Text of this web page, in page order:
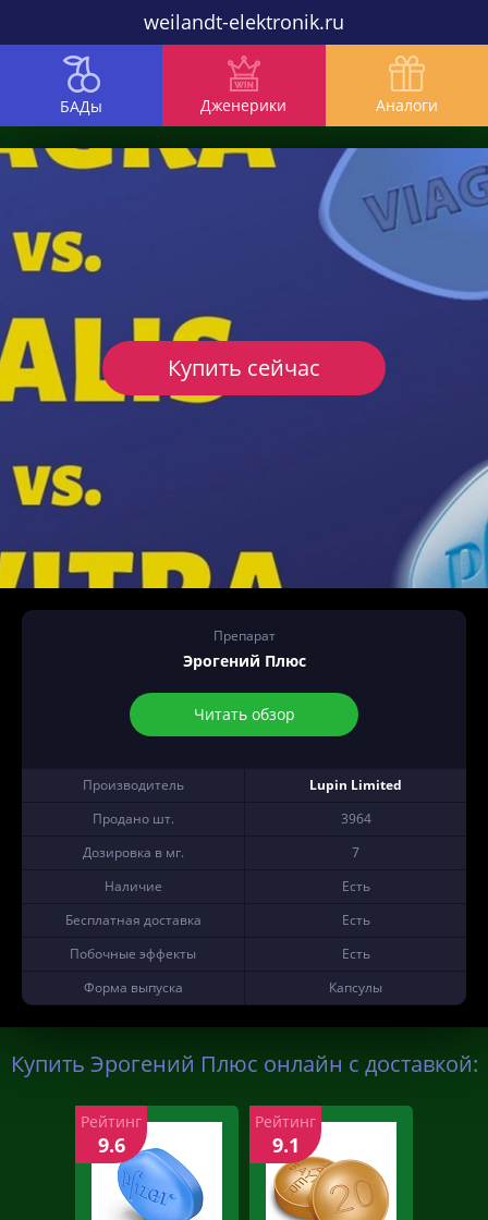
weilandt-elektronik.ru
БАДы Дженерики Аналоги
Препарат
Эрогений Плюс
Читать обзор
Производитель
Lupin Limited
Продано шт.
3964
Дозировка в мг.
7
Наличие
Есть
Бесплатная доставка
Есть
Побочные эффекты
Есть
Форма выпуска
Капсулы
Купить сейчас
Купить Эрогений Плюс онлайн с доставкой:
Рейтинг
9.6
Рейтинг
9.1